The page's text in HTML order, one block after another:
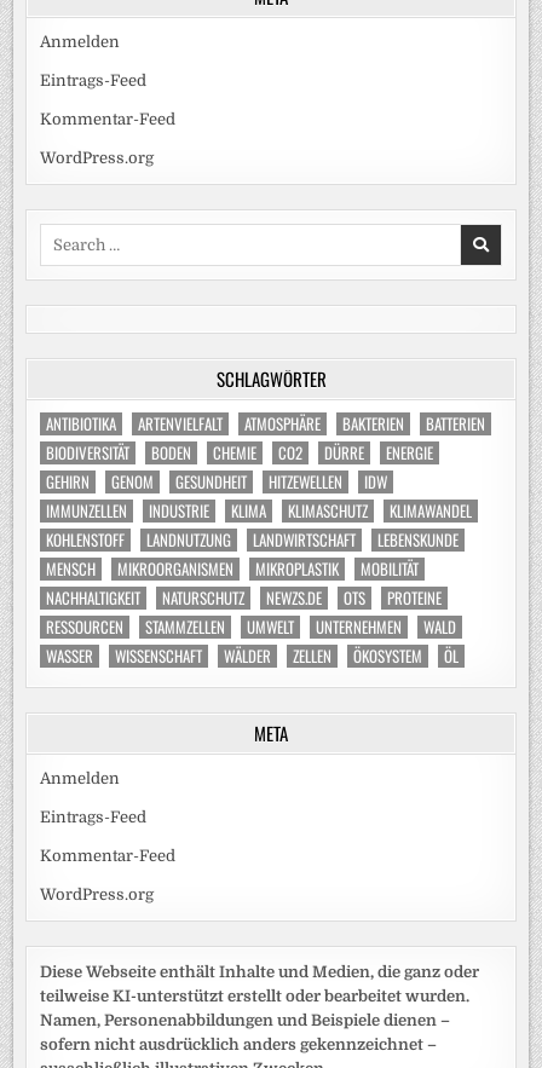
Anmelden
Eintrags-Feed
Kommentar-Feed
WordPress.org
Search
SCHLAGWÖRTER
ANTIBIOTIKA ARTENVIELFALT ATMOSPHÄRE BAKTERIEN
BATTERIEN
BIODIVERSITÄT
BODEN CHEMIE CO2 DÜRRE
ENERGIE
GEHIRN
GENOM GESUNDHEIT HITZEWELLEN
IDW
IMMUNZELLEN
INDUSTRIE KLIMA KLIMASCHUTZ
KLIMAWANDEL
KOHLENSTOFF
LANDNUTZUNG LANDWIRTSCHAFT
LEBENSKUNDE
MENSCH
MIKROORGANISMEN MIKROPLASTIK
MOBILITÄT
NACHHALTIGKEIT
NATURSCHUTZ NEWZS.DE OTS
PROTEINE
RESSOURCEN
STAMMZELLEN UMWELT UNTERNEHMEN
WALD
WASSER
WISSENSCHAFT WÄLDER ZELLEN ÖKOSYSTEM ÖL
META
Anmelden
Eintrags-Feed
Kommentar-Feed
WordPress.org
Diese Webseite enthält Inhalte und Medien, die ganz oder
teilweise KI-unterstützt erstellt oder bearbeitet wurden.
Namen, Personenabbildungen und Beispiele dienen –
sofern nicht ausdrücklich anders gekennzeichnet –